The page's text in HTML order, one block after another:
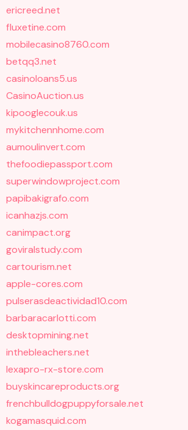
ericreed.net
fluxetine.com
mobilecasino8760.com
betqq3.net
casinoloans5.us
CasinoAuction.us
kipooglecouk.us
mykitchennhome.com
aumoulinvert.com
thefoodiepassport.com
superwindowproject.com
papibakigrafo.com
icanhazjs.com
canimpact.org
goviralstudy.com
cartourism.net
apple-cores.com
pulserasdeactividad10.com
barbaracarlotti.com
desktopmining.net
inthebleachers.net
lexapro-rx-store.com
buyskincareproducts.org
frenchbulldogpuppyforsale.net
kogamasquid.com